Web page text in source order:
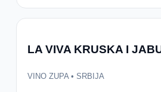
LA VIVA KRUSKA I
VINO ZUPA • SRBIJA